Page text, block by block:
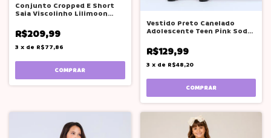
Conjunto Cropped E Short
Saia Viscolinho Lilimoon
R$209,99
3 x de R$77,86
COMPRAR
Vestido Preto Canelado
Adolescente Teen Pink Soda
R$129,99
3 x de R$48,20
COMPRAR